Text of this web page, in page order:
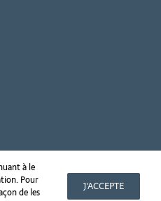
France du Vaudreuil
à le
Pour
de les
J'ACCEPTE